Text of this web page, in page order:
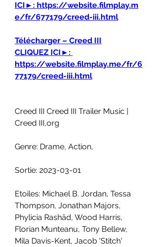
ICI►: https://website.filmplay.m
e/fr/677179/creed-iii.html
Télécharger – Creed III
CLIQUEZ ICI►:
https://website.filmplay.me/fr/6
77179/creed-iii.html
Creed III Creed III Trailer Music |
Creed III,org
Genre: Drame, Action,
Sortie: 2023-03-01
Etoiles: Michael B. Jordan, Tessa
Thompson, Jonathan Majors,
Phylicia Rashād, Wood Harris,
Florian Munteanu, Tony Bellew,
Mila Davis-Kent, Jacob 'Stitch'